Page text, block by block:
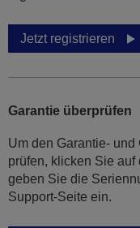
Jetzt registrieren
Garantie überprüfen
Um den Garantie- und
prüfen, klicken Sie auf
geben Sie die
Support-Seite ein.